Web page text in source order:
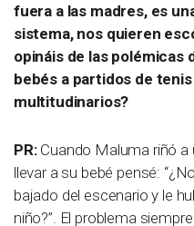
fuera a las madres, es
sistema, nos quieren
opináis de las polémicas
bebés a partidos de
multitudinarios?
PR:Cuando Maluma riñó a
llevar a su bebé pensé:
bajado del escenario y le
niño?”. El problema